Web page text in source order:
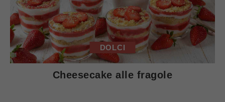
DOLCI
Cheesecake alle fragole